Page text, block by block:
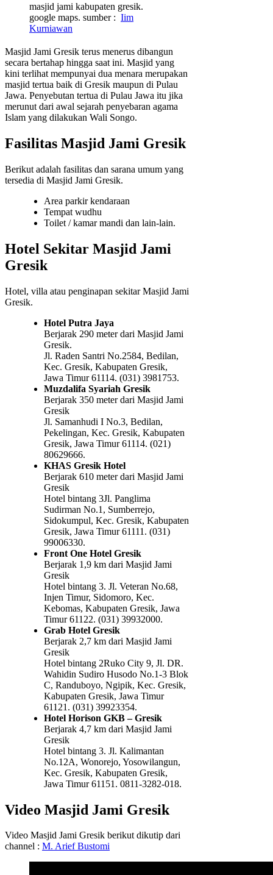
masjid jami kabupaten gresik.
google maps. sumber : Iim
Kurniawan
Masjid Jami Gresik terus menerus dibangun
secara bertahap hingga saat ini. Masjid yang
kini terlihat mempunyai dua menara merupakan
masjid tertua baik di Gresik maupun di Pulau
Jawa. Penyebutan tertua di Pulau Jawa itu jika
merunut dari awal sejarah penyebaran agama
Islam yang dilakukan Wali Songo.
Fasilitas Masjid Jami Gresik
Berikut adalah fasilitas dan sarana umum yang
tersedia di Masjid Jami Gresik.
Area parkir kendaraan
Tempat wudhu
Toilet / kamar mandi dan lain-lain.
Hotel Sekitar Masjid Jami
Gresik
Hotel, villa atau penginapan sekitar Masjid Jami
Gresik.
Hotel Putra Jaya
Berjarak 290 meter dari Masjid Jami
Gresik.
Jl. Raden Santri No.2584, Bedilan,
Kec. Gresik, Kabupaten Gresik,
Jawa Timur 61114. (031) 3981753.
Muzdalifa Syariah Gresik
Berjarak 350 meter dari Masjid Jami
Gresik
Jl. Samanhudi I No.3, Bedilan,
Pekelingan, Kec. Gresik, Kabupaten
Gresik, Jawa Timur 61114. (021)
80629666.
KHAS Gresik Hotel
Berjarak 610 meter dari Masjid Jami
Gresik
Hotel bintang 3Jl. Panglima
Sudirman No.1, Sumberrejo,
Sidokumpul, Kec. Gresik, Kabupaten
Gresik, Jawa Timur 61111. (031)
99006330.
Front One Hotel Gresik
Berjarak 1,9 km dari Masjid Jami
Gresik
Hotel bintang 3. Jl. Veteran No.68,
Injen Timur, Sidomoro, Kec.
Kebomas, Kabupaten Gresik, Jawa
Timur 61122. (031) 39932000.
Grab Hotel Gresik
Berjarak 2,7 km dari Masjid Jami
Gresik
Hotel bintang 2Ruko City 9, Jl. DR.
Wahidin Sudiro Husodo No.1-3 Blok
C, Randuboyo, Ngipik, Kec. Gresik,
Kabupaten Gresik, Jawa Timur
61121. (031) 39923354.
Hotel Horison GKB – Gresik
Berjarak 4,7 km dari Masjid Jami
Gresik
Hotel bintang 3. Jl. Kalimantan
No.12A, Wonorejo, Yosowilangun,
Kec. Gresik, Kabupaten Gresik,
Jawa Timur 61151. 0811-3282-018.
Video Masjid Jami Gresik
Video Masjid Jami Gresik berikut dikutip dari
channel : M. Arief Bustomi